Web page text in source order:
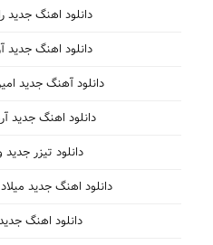
دانلود اهنگ جدید
دانلود اهنگ جدید
دانلود آهنگ جدید
دانلود اهنگ جدید
دانلود تیزر
دانلود اهنگ جدید
دانلود اهنگ